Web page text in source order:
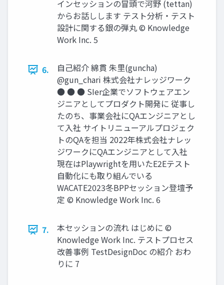
インセッションの冒頭で河野 (tettan)
からお話しします テスト分析・テスト
設計に関する銀の弾丸 © Knowledge
Work Inc. 5
6.
自己紹介 綿貫 朱里(guncha)
@gun_chari 株式会社ナレッジワーク
● ● ● SIer企業でソフトウェアエン
ジニアとしてプロダクト開発に 従事し
たのち、事業会社にQAエンジニアとし
て入社 サイトリニューアルプロジェク
トのQAを担当 2022年株式会社ナレッ
ジワークにQAエンジニアとして入社
現在はPlaywrightを用いたE2Eテスト
自動化にも取り組んでいる
WACATE2023冬BPPセッション登壇予
定 © Knowledge Work Inc. 6
7.
本セッションの流れ はじめに ©
Knowledge Work Inc. テストプロセス
改善事例 TestDesignDoc の紹介 おわ
りに 7